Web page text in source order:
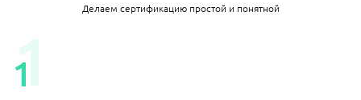
Делаем сертификацию простой и понятной